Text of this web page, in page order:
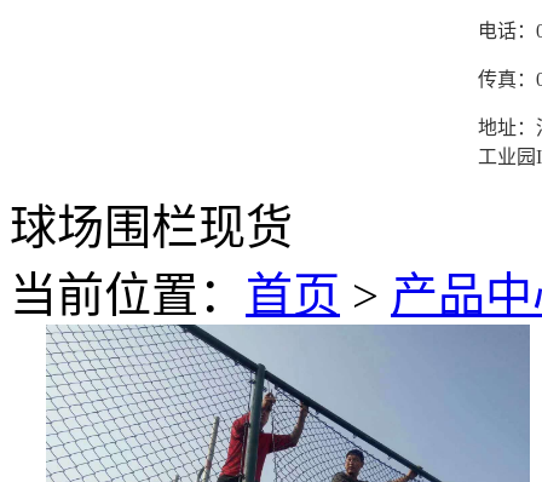
电话：
传真：
地址：
工业园
球场围栏现货
当前位置： 首页 > 产品